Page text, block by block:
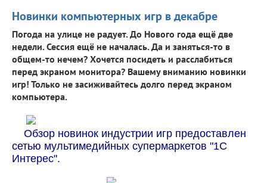
Новинки компьютерных игр в декабре
Погода на улице не радует. До Нового года ещё две
недели. Сессия ещё не началась. Да и заняться-то в
общем-то нечем? Хочется посидеть и расслабиться
перед экраном монитора? Вашему вниманию новинки
игр! Только не засиживайтесь долго перед экраном
компьютера.
Обзор новинок индустрии игр предоставлен
сетью мультимедийных супермаркетов "1С
Интерес".